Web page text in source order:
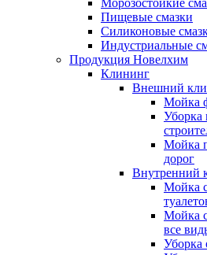
Морозостойкие
Пищевые смазки
Силиконовые
Индустриальные
Продукция Новелхим
Клининг
Внешний
Мойка
Уборка
Мойка
дорог
Внутренний
Мойка
Мойка
все